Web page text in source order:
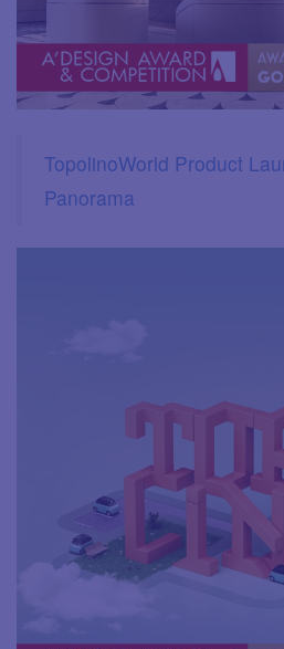
TopolinoWorld Product
Panorama